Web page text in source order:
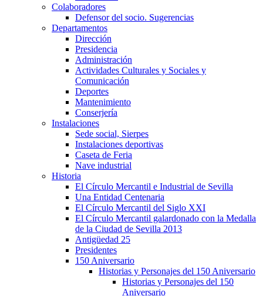
Colaboradores
Defensor del socio. Sugerencias
Departamentos
Dirección
Presidencia
Administración
Actividades Culturales y Sociales y
Comunicación
Deportes
Mantenimiento
Conserjería
Instalaciones
Sede social, Sierpes
Instalaciones deportivas
Caseta de Feria
Nave industrial
Historia
El Círculo Mercantil e Industrial de Sevilla
Una Entidad Centenaria
El Círculo Mercantil del Siglo XXI
El Círculo Mercantil galardonado con la Medalla
de la Ciudad de Sevilla 2013
Antigüedad 25
Presidentes
150 Aniversario
Historias y Personajes del 150 Aniversario
Historias y Personajes del 150
Aniversario